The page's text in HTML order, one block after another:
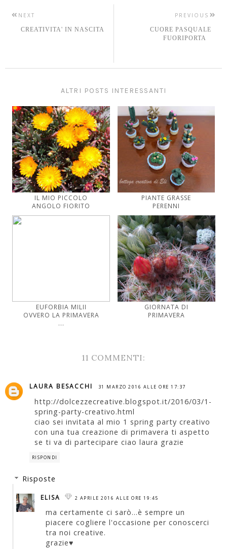
PREVIOUS
CUORE PASQUALE
FUORIPORTA
NEXT
CREATIVITA' IN NASCITA
ALTRI POSTS INTERESSANTI
IL MIO PICCOLO
ANGOLO FIORITO
PIANTE GRASSE
PERENNI
EUFORBIA MILII
OVVERO LA PRIMAVERA
...
GIORNATA DI
PRIMAVERA
11 COMMENTI:
LAURA BESACCHI 31 MARZO 2016 ALLE ORE 17:37
http://dolcezzecreative.blogspot.it/2016/03/1-
spring-party-creativo.html
ciao sei invitata al mio 1 spring party creativo
con una tua creazione di primavera ti aspetto
se ti va di partecipare ciao laura grazie
RISPONDI
Risposte
ELISA 2 APRILE 2016 ALLE ORE 19:45
ma certamente ci sarò...è sempre un
piacere cogliere l'occasione per conoscerci
tra noi creative.
grazie♥